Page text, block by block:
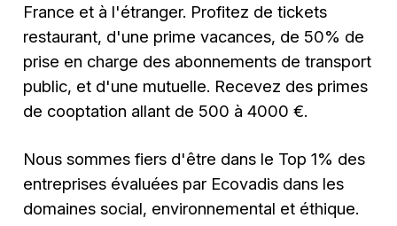
France et à l'étranger. Profitez de tickets
restaurant, d'une prime vacances, de 50% de
prise en charge des abonnements de transport
public, et d'une mutuelle. Recevez des primes
de cooptation allant de 500 à 4000 €.
Nous sommes fiers d'être dans le Top 1% des
entreprises évaluées par Ecovadis dans les
domaines social, environnemental et éthique.